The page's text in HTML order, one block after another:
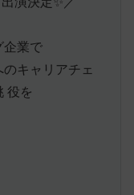
企業で
キャリアチェ
役を